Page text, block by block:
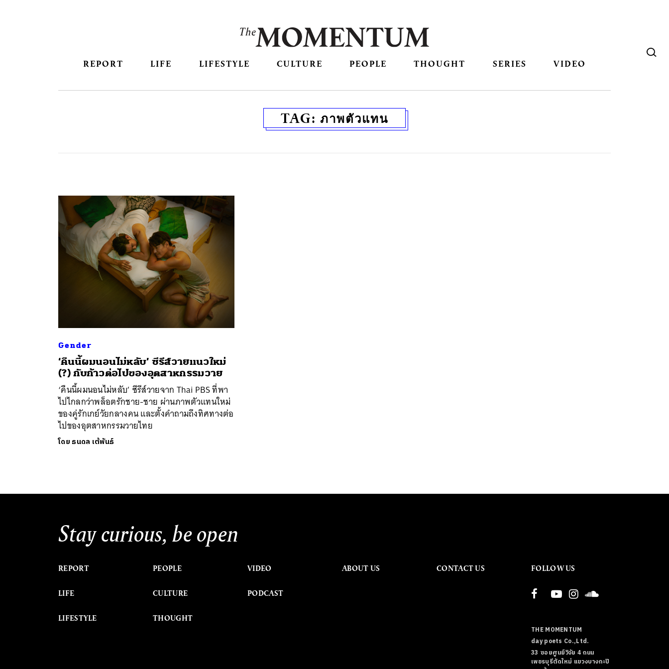
REPORT LIFE LIFESTYLE CULTURE PEOPLE THOUGHT SERIES VIDEO
TAG: ภาพตัวแทน
Gender
‘คืนนี้ผมนอนไม่หลับ’ ซีรีส์วายแนวใหม่
(?) กับก้าวต่อไปของอุตสาหกรรมวาย
‘คืนนี้ผมนอนไม่หลับ’ ซีรีส์วายจาก Thai PBS ที่พา
ไปไกลกว่าพล็อตรักชาย-ชาย ผ่านภาพตัวแทนใหม่
ของคู่รักเกย์วัยกลางคน และตั้งคำถามถึงทิศทางต่อ
ไปของอุตสาหกรรมวายไทย
โดย ธนดล เต้พันธ์
Stay curious, be open
REPORT
LIFE
LIFESTYLE
PEOPLE
CULTURE
THOUGHT
VIDEO
PODCAST
ABOUT US CONTACT US FOLLOW US
THE MOMENTUM
day poets Co.,Ltd.
33 ซอยศูนย์วิจัย 4 ถนน
เพชรบุรีตัดใหม่ แขวงบางกะปิ